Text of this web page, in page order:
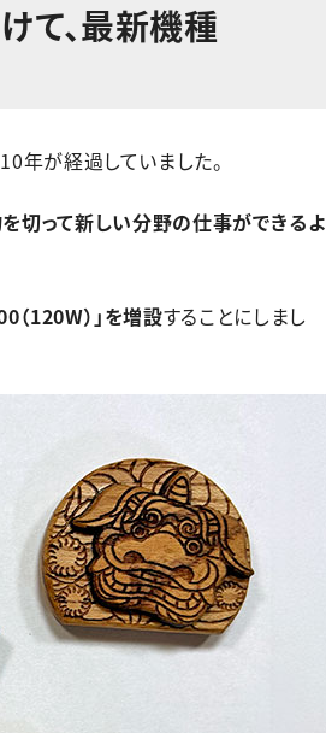
て、最新機種
年が経過していました。
を切って新しい分野の仕事ができるよ
120W）」を増設することにしまし